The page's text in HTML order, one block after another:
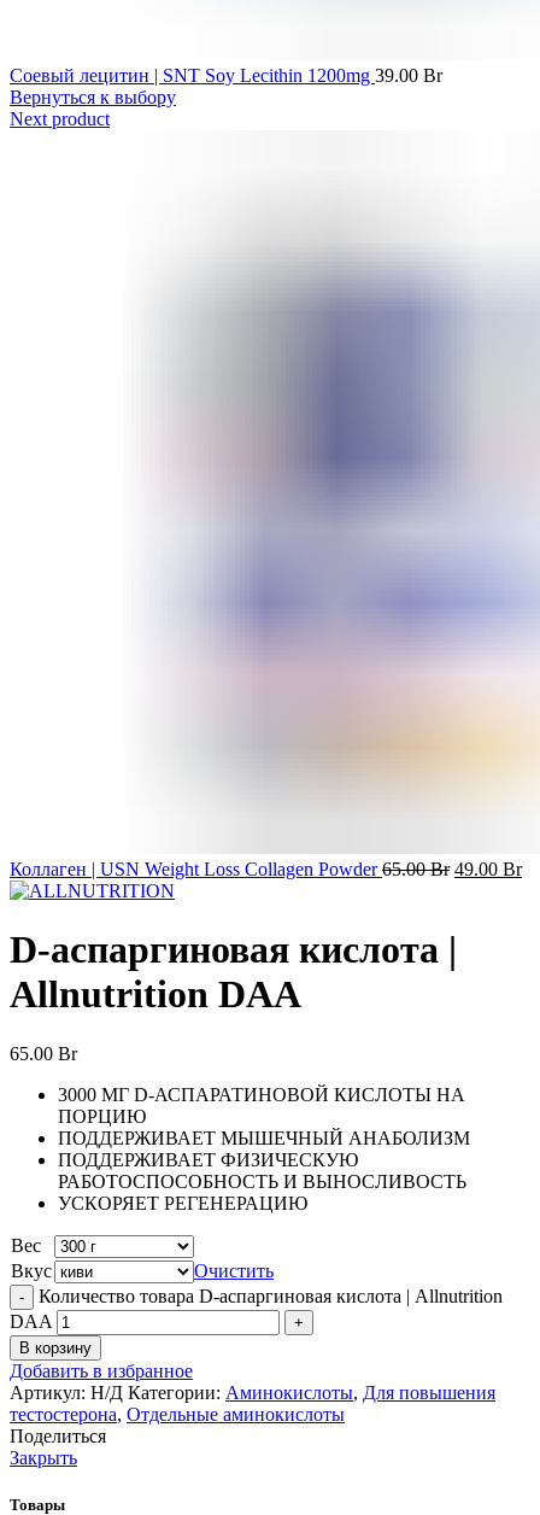
Соевый лецитин | SNT Soy Lecithin 1200mg 39.00 Br
Вернуться к выбору
Next product
Коллаген | USN Weight Loss Collagen Powder65.00Br 49.00 Br
D-аспаргиновая кислота |
Allnutrition DAA
65.00 Br
3000 МГ D-АСПАРАТИНОВОЙ КИСЛОТЫ НА
ПОРЦИЮ
ПОДДЕРЖИВАЕТ МЫШЕЧНЫЙ АНАБОЛИЗМ
ПОДДЕРЖИВАЕТ ФИЗИЧЕСКУЮ
РАБОТОСПОСОБНОСТЬ И ВЫНОСЛИВОСТЬ
УСКОРЯЕТ РЕГЕНЕРАЦИЮ
Вес
Вкус
Очистить
Количество товара D-аспаргиновая кислота | Allnutrition
DAA
В корзину
Добавить в избранное
Артикул: Н/Д Категории: Аминокислоты, Для повышения
тестостерона, Отдельные аминокислоты
Поделиться
Закрыть
Товары